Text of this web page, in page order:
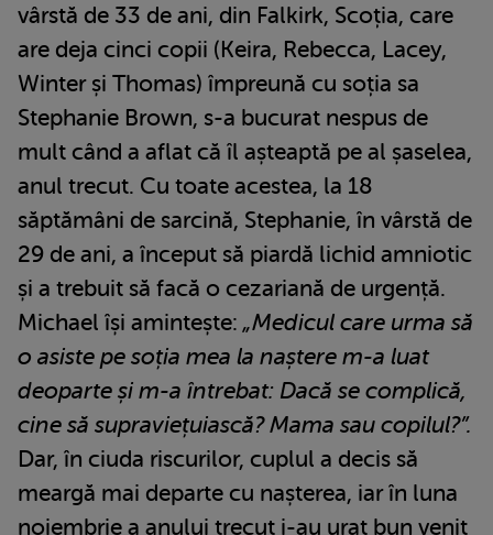
vârstă de 33 de ani, din Falkirk, Scoția, care
are deja cinci copii (Keira, Rebecca, Lacey,
Winter și Thomas) împreună cu soția sa
Stephanie Brown, s-a bucurat nespus de
mult când a aflat că îl așteaptă pe al șaselea,
anul trecut. Cu toate acestea, la 18
săptămâni de sarcină, Stephanie, în vârstă de
29 de ani, a început să piardă lichid amniotic
și a trebuit să facă o cezariană de urgență.
Michael își amintește: „Medicul care urma să
o asiste pe soția mea la naștere m-a luat
deoparte și m-a întrebat: Dacă se complică,
cine să supraviețuiască? Mama sau copilul?”.
Dar, în ciuda riscurilor, cuplul a decis să
meargă mai departe cu nașterea, iar în luna
noiembrie a anului trecut i-au urat bun venit